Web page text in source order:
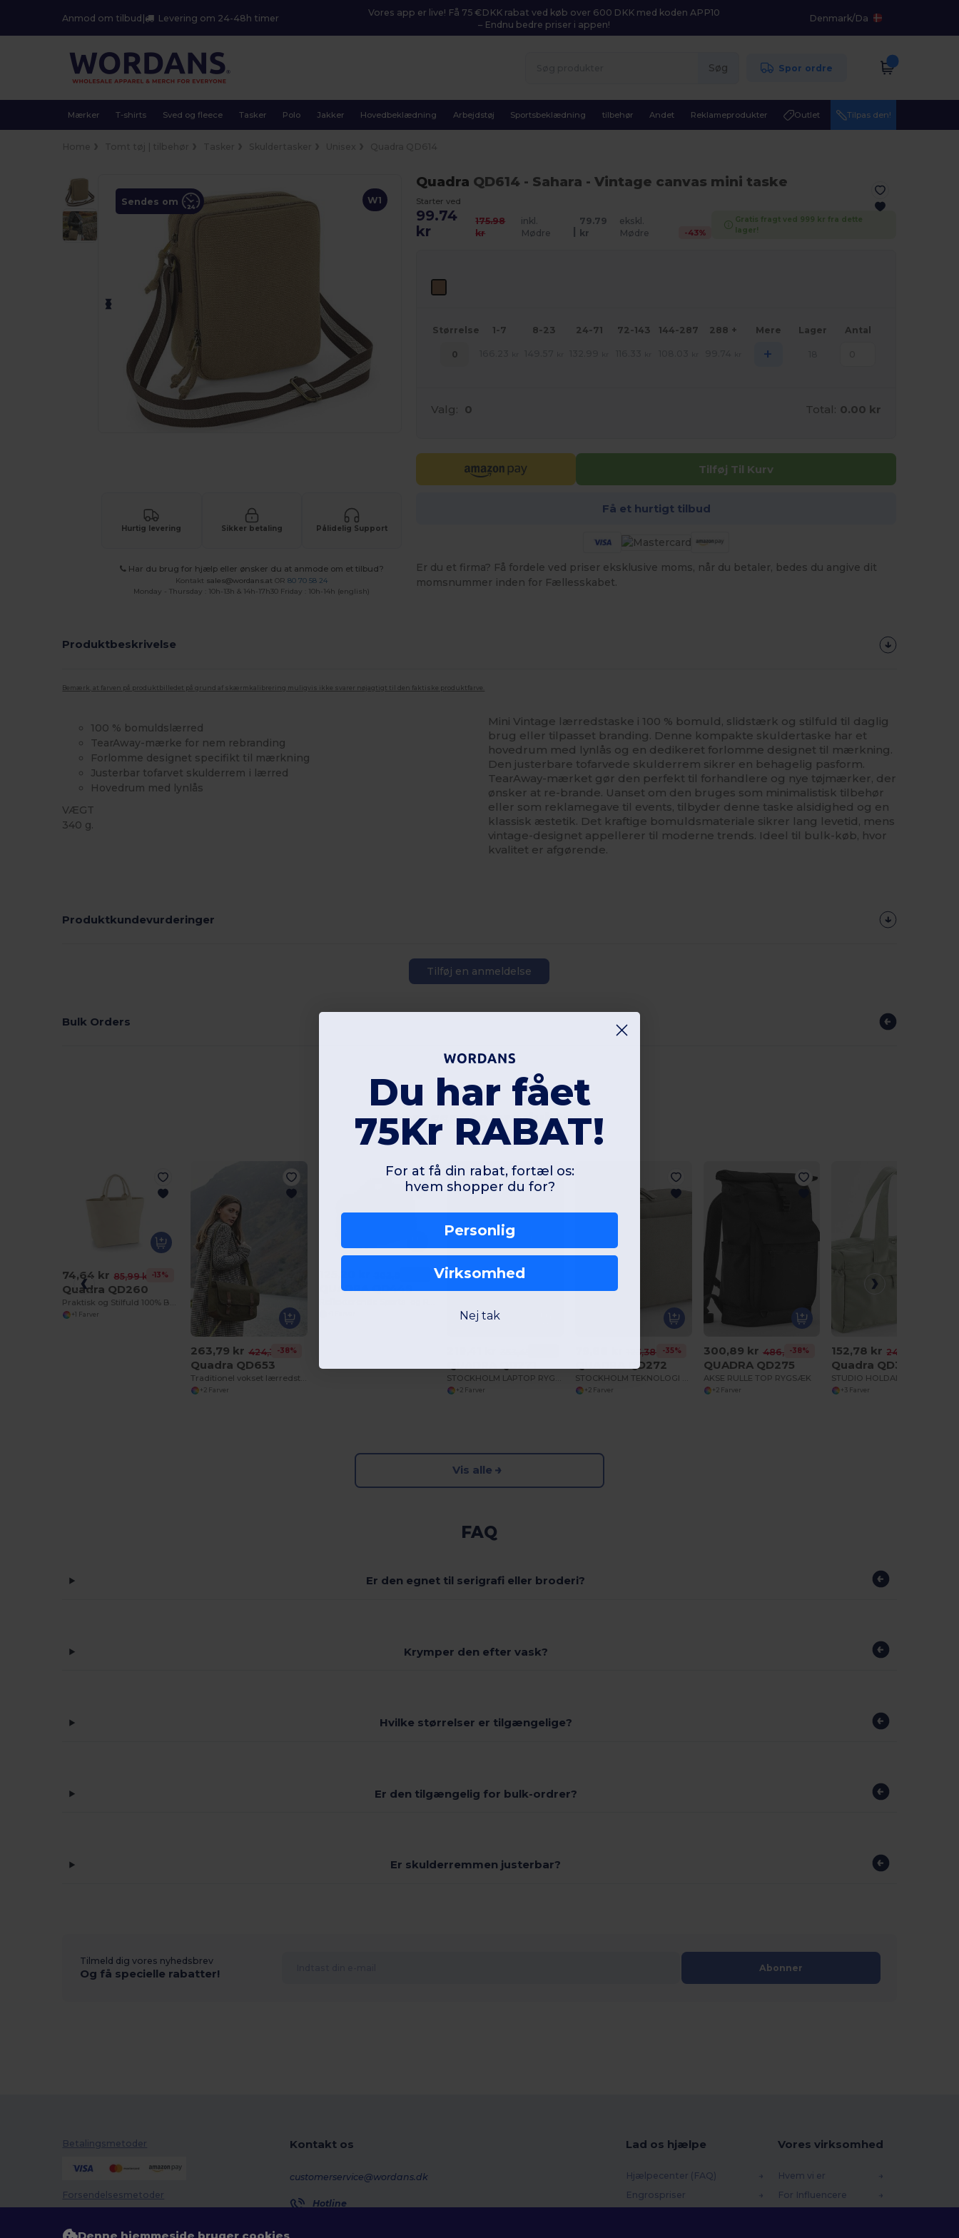
Anmod om tilbud | Levering om 24-48h timer
Vores app er live! Få 75 €DKK rabat ved køb over 600 DKK med koden APP10
– Endnu bedre priser i appen!
Denmark/Da
Søg Spor ordre
Mærker T-shirts Sved og fleece Tasker Polo Jakker Hovedbeklædning Arbejdstøj Sportsbeklædning tilbehør Andet Reklameprodukter Outlet Tilpas den!
W1
Sendes om
Hurtig levering Sikker betaling Pålidelig Support
Har du brug for hjælp eller ønsker du at anmode om et tilbud?
Kontakt sales@wordans.at OR80 70 58 24
Monday - Thursday : 10h-13h & 14h-17h30 Friday : 10h-14h (english)
Quadra QD614 - Sahara - Vintage canvas mini taske
Starter ved
99.74
kr
175.98
kr
inkl.
Mødre
|
79.79
kr
ekskl.
Mødre
-43%
Gratis fragt ved 999 kr fra dette
lager!
Størrelse 1-7 8-23 24-71 72-143 144-287 288 + Mere Lager Antal
0 +
Valg: 0 Total: 0.00 kr
Tilføj Til Kurv
Få et hurtigt tilbud
Er du et firma? Få fordele ved priser eksklusive moms, når du betaler, bedes du angive dit
momsnummer inden for Fællesskabet.
Produktbeskrivelse
Bemærk, at farven på produktbilledet på grund af skærmkalibrering muligvis ikke svarer nøjagtigt til den faktiske produktfarve.
100 % bomuldslærred
TearAway-mærke for nem rebranding
Forlomme designet specifikt til mærkning
Justerbar tofarvet skulderrem i lærred
Hovedrum med lynlås
VÆGT
340 g.
Mini Vintage lærredstaske i 100 % bomuld, slidstærk og stilfuld til daglig
brug eller tilpasset branding. Denne kompakte skuldertaske har et
hovedrum med lynlås og en dedikeret forlomme designet til mærkning.
Den justerbare tofarvede skulderrem sikrer en behagelig pasform.
TearAway-mærket gør den perfekt til forhandlere og nye tøjmærker, der
ønsker at re-brande. Uanset om den bruges som minimalistisk tilbehør
eller som reklamegave til events, tilbyder denne taske alsidighed og en
klassisk æstetik. Det kraftige bomuldsmateriale sikrer lang levetid, mens
vintage-designet appellerer til moderne trends. Ideel til bulk-køb, hvor
kvalitet er afgørende.
Produktkundevurderinger
Tilføj en anmeldelse
Bulk Orders
Interessante produkter
74,64 kr 85,99 kr-13%
Quadra QD260
+1 Farver
263,79 kr 424,35 kr
-38%
Quadra QD653
+2 Farver
QUADRA QD449
+2 Farver
123,38 kr-35%
QUADRA QD272
+2 Farver
300,89 kr 486,48 kr
-38%
QUADRA QD275
AKSE RULLE TOP RYGSÆK
+2 Farver
152,78 kr 246,84 kr
Quadra QD300S
+3 Farver
Vis alle
FAQ
Er den egnet til serigrafi eller broderi?
Krymper den efter vask?
Hvilke størrelser er tilgængelige?
Er den tilgængelig for bulk-ordrer?
Er skulderremmen justerbar?
Tilmeld dig vores nyhedsbrev
Og få specielle rabatter! Abonner
Betalingsmetoder
Forsendelsesmetoder
Kontakt os
customerservice@wordans.dk
Hotline
Lad os hjælpe
Hjælpecenter (FAQ)
Engrospriser
Vores virksomhed
Hvem vi er
For Influencere
Du har fået
75Kr RABAT!
For at få din rabat, fortæl os:
hvem shopper du for?
Personlig
Virksomhed
Nej tak